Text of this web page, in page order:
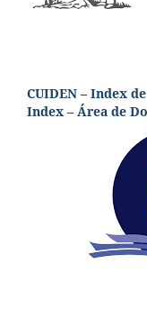
CUIDEN – Index
Index – Área de